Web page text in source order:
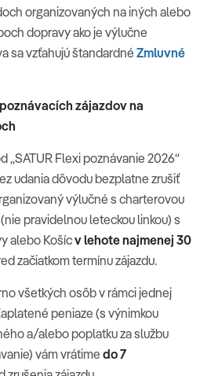
organizovaných na iných alebo
dopravy ako je výlučne
sa vzťahujú štandardné Zmluvné
zájazdov na
„SATUR Flexi poznávanie 2026“
udania dôvodu bezplatne zrušiť
výlučné s charterovou
pravidelnou leteckou linkou) s
alebo Košícv lehote najmenej 30
začiatkom termínu zájazdu.
všetkých osôb v rámci jednej
peniaze (s výnimkou
a/alebo poplatku za službu
vám vrátime do 7